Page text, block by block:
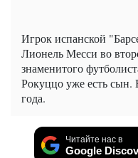
Игрок испанской
Лионель Месси во
знаменитого
Рокуццо уже есть сын.
года.
Читайте нас в
Google